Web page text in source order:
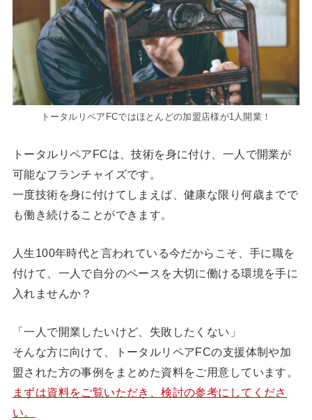
トータルリペアFCではほとんどの加盟店様が1人開業！
トータルリペアFCは、技術を身に付け、一人で開業が
可能なフランチャイズです。
一度技術を身に付けてしまえば、健康な限り何歳までで
も働き続けることができます。
人生100年時代と言われている今だからこそ、手に職を
付けて、一人で自分のペースを大切に働ける環境を手に
入れませんか？
「一人で開業したいけど、失敗したくない」
そんな方に向けて、トータルリペアFCの支援体制や加
盟された方の事例をまとめた資料をご用意しています。
まずは資料をご覧いただき、検討の参考にしてくださ
い。